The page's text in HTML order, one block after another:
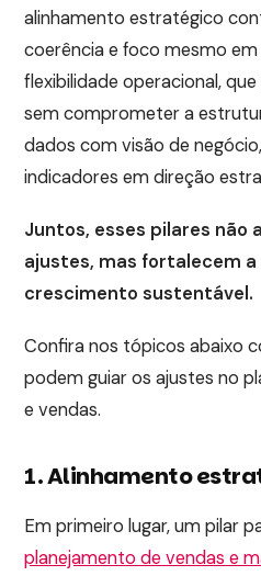
alinhamento estratégico
coerência e foco mesmo
flexibilidade operacional,
sem comprometer a
dados com visão de
indicadores em direção
Juntos, esses pilares não
ajustes, mas fortalecem
crescimento sustentável.
Confira nos tópicos abaixo
podem guiar os ajustes no
e vendas.
1. Alinhamento
Em primeiro lugar, um pilar
planejamento de vendas e